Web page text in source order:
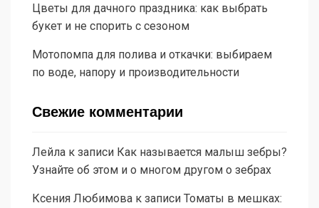
Цветы для дачного праздника: как выбрать
букет и не спорить с сезоном
Мотопомпа для полива и откачки: выбираем
по воде, напору и производительности
Свежие комментарии
Лейла к записи Как называется малыш зебры?
Узнайте об этом и о многом другом о зебрах
Ксения Любимова к записи Томаты в мешках: